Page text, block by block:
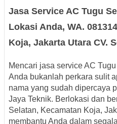
Jasa Service AC Tugu
Lokasi Anda, WA.
Koja, Jakarta Utara CV.
Mencari jasa service AC
Anda bukanlah perkara sulit
nama yang sudah dipercaya
Jaya Teknik. Berlokasi dan
Selatan, Kecamatan Koja,
membantu Anda dalam